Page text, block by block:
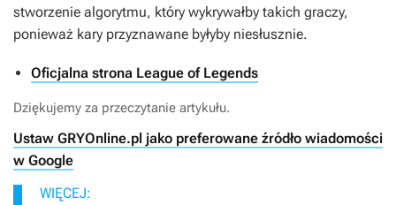
stworzenie algorytmu, który wykrywałby takich graczy,
ponieważ kary przyznawane byłyby niesłusznie.
Oficjalna strona League of Legends
Dziękujemy za przeczytanie artykułu.
Ustaw GRYOnline.pl jako preferowane źródło wiadomości
w Google
WIĘCEJ: